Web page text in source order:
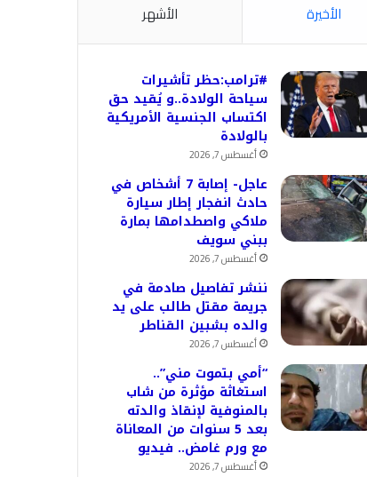
الأخيرة الأشهر
#ترامب:حظر تأشيرات
سياحة الولادة..و يُقيد حق
اكتساب الجنسية الأمريكية
بالولادة
أغسطس 7, 2026
عاجل- إصابة 7 أشخاص في
حادث انفجار إطار سيارة
ملاكي واصطدامها بمارة
ببني سويف
أغسطس 7, 2026
ننشر تفاصيل صادمة في
جريمة مقتل طالب على يد
والده بشبين القناطر
أغسطس 7, 2026
“أمي بتموت مني”..
استغاثة مؤثرة من شاب
بالمنوفية لإنقاذ والدته
بعد 5 سنوات من المعاناة
مع ورم غامض.. فيديو
أغسطس 7, 2026